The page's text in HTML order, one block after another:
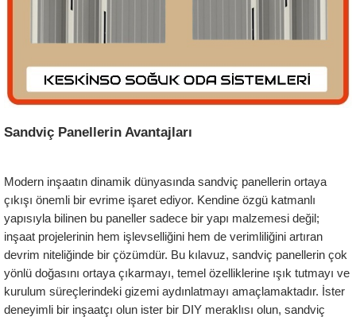
Sandviç Panellerin Avantajları
Modern inşaatın dinamik dünyasında sandviç panellerin ortaya
çıkışı önemli bir evrime işaret ediyor. Kendine özgü katmanlı
yapısıyla bilinen bu paneller sadece bir yapı malzemesi değil;
inşaat projelerinin hem işlevselliğini hem de verimliliğini artıran
devrim niteliğinde bir çözümdür. Bu kılavuz, sandviç panellerin çok
yönlü doğasını ortaya çıkarmayı, temel özelliklerine ışık tutmayı ve
kurulum süreçlerindeki gizemi aydınlatmayı amaçlamaktadır. İster
deneyimli bir inşaatçı olun ister bir DIY meraklısı olun, sandviç